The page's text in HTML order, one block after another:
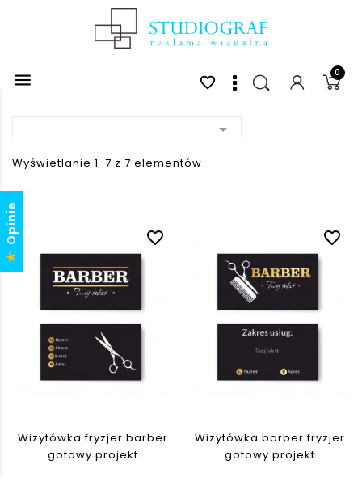
 0
favorite_border

Wyświetlanie 1-7 z 7 elementów
favorite_border
Wizytówka fryzjer barber
gotowy projekt
favorite_border
Wizytówka barber fryzjer
gotowy projekt
Opinie